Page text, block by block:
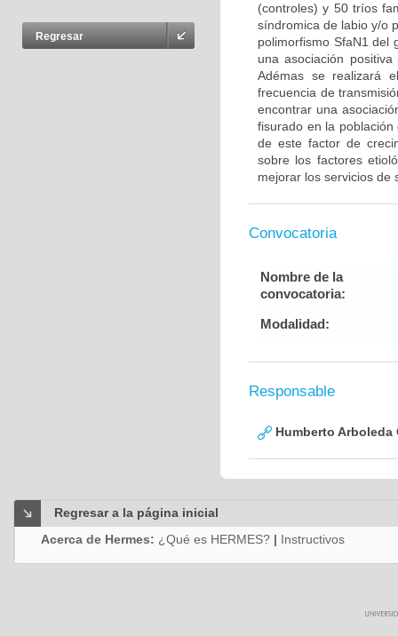
Regresar
(controles) y 50 tríos
síndromica de labio y/o
polimorfismo SfaN1 del
una asociación
Adémas se realizará
frecuencia de
encontrar una
fisurado en la
de este factor de
sobre los factores
mejorar los servicios de
Convocatoria
Nombre de la
convocatoria:
Modalidad:
Responsable
Humberto Arboleda
Regresar a la página inicial
Acerca de Hermes: ¿Qué es HERMES? | Instructivos